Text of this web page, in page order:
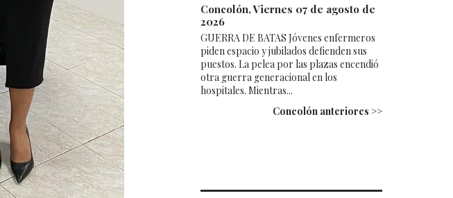
Concolón, Viernes 07 de agosto de
2026
GUERRA DE BATAS Jóvenes enfermeros
piden espacio y jubilados defienden sus
puestos. La pelea por las plazas encendió
otra guerra generacional en los
hospitales. Mientras...
Concolón anteriores >>